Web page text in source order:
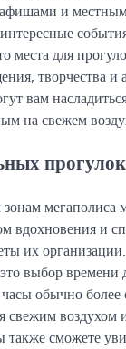
и
места для
творчества и
вам
на свежем
прогулок
мегаполиса
вдохновения и
их
выбор времени
обычно более
свежим воздухом
сможете